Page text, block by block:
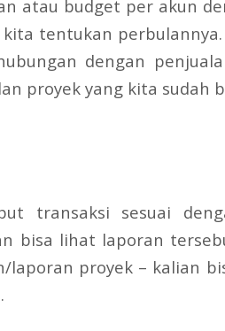
atau budget per akun
tentukan
dengan
proyek yang kita sudah
transaksi sesuai
bisa lihat laporan
laporan proyek – kalian